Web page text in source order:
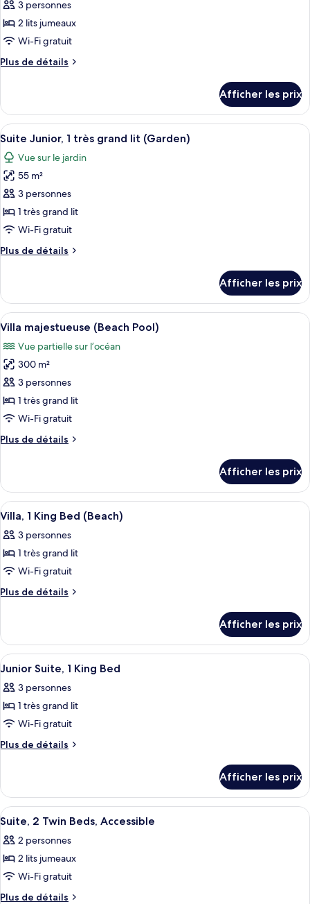
pour
ce
type
chambre :
2
lits
jumeaux
3 personnes
2 lits jumeaux
Wi-Fi gratuit
Plus de détails
Plus
Suite
Junior,
2
jumeaux
Afficher les prix
Afficher
toutes
les
photos
pour
ce
type
chambre :
très
lit
(Garden)
Un grand lit avec du linge de lit
17
Suite Junior, 1 très grand lit (Garden)
Vue sur le jardin
55 m²
3 personnes
1 très grand lit
Wi-Fi gratuit
Plus de détails
Plus
Suite
Junior,
1
grand
lit
Afficher les prix
Afficher
toutes
les
photos
pour
ce
type
chambre :
(Beach
Pool)
Un vaste espace dédié à la salle à
12
Villa majestueuse (Beach Pool)
Vue partielle sur l’océan
300 m²
3 personnes
1 très grand lit
Wi-Fi gratuit
Plus de détails
Plus
Villa
majestueuse
(Beach
Afficher les prix
Afficher
toutes
les
photos
pour
ce
chambre :
Villa,
1
King
Bed
(Beach)
Une chambre d’hôtel avec un lit, un
8
Villa, 1 King Bed (Beach)
3 personnes
1 très grand lit
Wi-Fi gratuit
Plus de détails
Plus
Villa,
King
(Beach)
Afficher les prix
Afficher
toutes
les
photos
pour
ce
chambre :
Junior
Suite,
King
Bed
Une chambre d’hôtel avec un
7
Junior Suite, 1 King Bed
3 personnes
1 très grand lit
Wi-Fi gratuit
Plus de détails
Plus
Junior
Suite,
1
Bed
Afficher les prix
Afficher
toutes
les
photos
pour
ce
Une chambre d’hôtel avec deux lits,
5
Suite, 2 Twin Beds, Accessible
2 personnes
2 lits jumeaux
Wi-Fi gratuit
Plus de détails
Plus